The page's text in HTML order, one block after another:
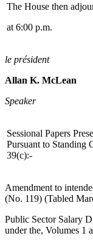
The House then
at 6:00 p.m.
le président
Allan K. McLean
Speaker
Sessional Papers
Pursuant to Standing
39(c):-
Amendment to
(No. 119) (Tabled
Public Sector Salary
under the, Volumes 1